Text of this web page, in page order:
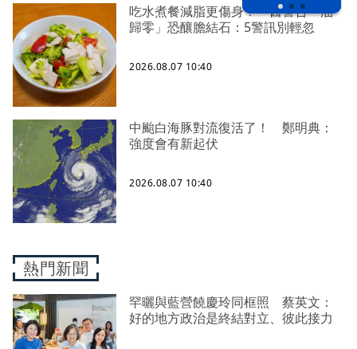
吃水煮餐減脂更傷身？ 醫警告「油
歸零」恐釀膽結石：5警訊別輕忽
2026.08.07 10:40
中颱白海豚對流復活了！ 鄭明典：
強度會有新起伏
2026.08.07 10:40
熱門新聞
罕曬與藍營饒慶玲同框照 蔡英文：
好的地方政治是終結對立、彼此接力